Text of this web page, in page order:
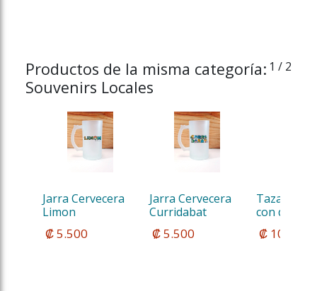
Productos de la misma categoría:
Souvenirs Locales
1 / 2
Jarra Cervecera
Limon
₡ 5.500
Jarra Cervecera
Curridabat
₡ 5.500
Taza
con
₡ 10.000